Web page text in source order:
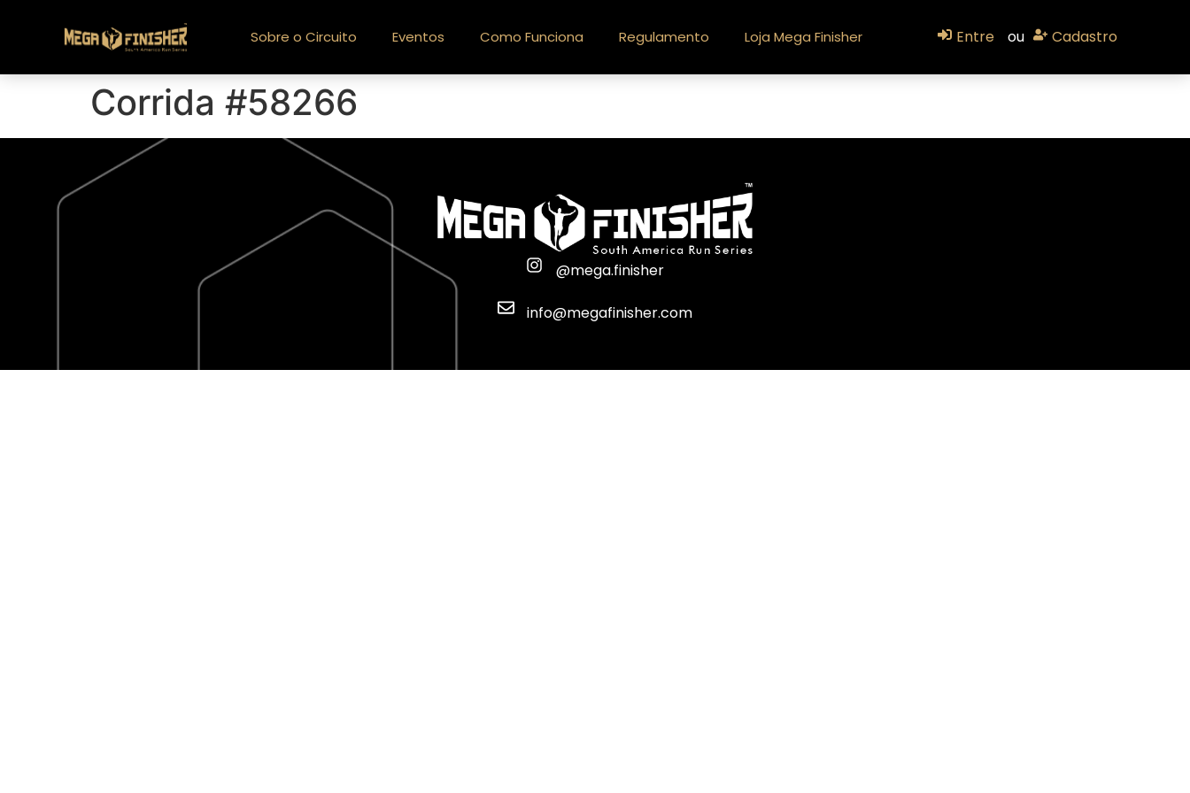
Sobre o Circuito Eventos Como Funciona Regulamento Loja Mega Finisher Entre ou Cadastro
Corrida #58266
@mega.finisher
info@megafinisher.com